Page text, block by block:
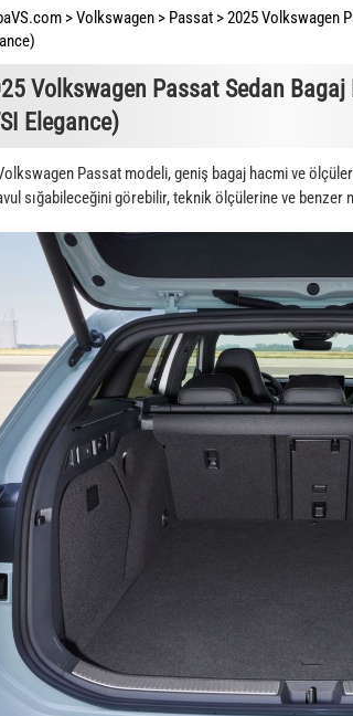
>Volkswagen > Passat >2025 Volkswagen
Volkswagen Passat Sedan
Elegance)
Passat modeli, geniş bagaj hacmi ve
sığabileceğini görebilir, teknik ölçülerine ve